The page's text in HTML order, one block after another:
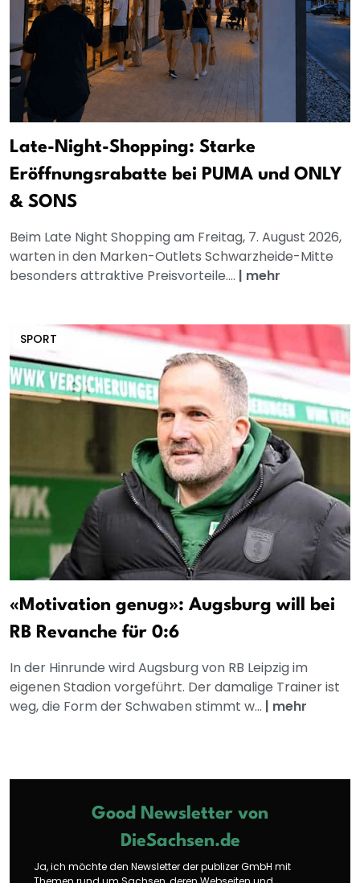
Late-Night-Shopping: Starke
Eröffnungsrabatte bei PUMA und ONLY
& SONS
Beim Late Night Shopping am Freitag, 7. August 2026,
warten in den Marken-Outlets Schwarzheide-Mitte
besonders attraktive Preisvorteile.... | mehr
SPORT
«Motivation genug»: Augsburg will bei
RB Revanche für 0:6
In der Hinrunde wird Augsburg von RB Leipzig im
eigenen Stadion vorgeführt. Der damalige Trainer ist
weg, die Form der Schwaben stimmt w... | mehr
Good Newsletter von
DieSachsen.de
Ja, ich möchte den Newsletter der publizer GmbH mit